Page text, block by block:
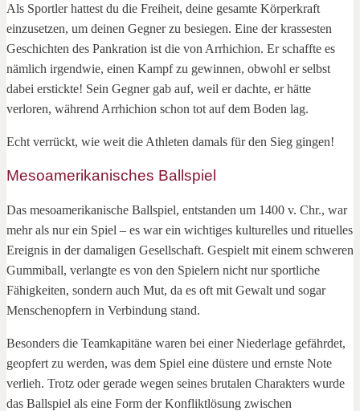
Als Sportler hattest du die Freiheit, deine gesamte Körperkraft
einzusetzen, um deinen Gegner zu besiegen. Eine der krassesten
Geschichten des Pankration ist die von Arrhichion. Er schaffte es
nämlich irgendwie, einen Kampf zu gewinnen, obwohl er selbst
dabei erstickte! Sein Gegner gab auf, weil er dachte, er hätte
verloren, während Arrhichion schon tot auf dem Boden lag.
Echt verrückt, wie weit die Athleten damals für den Sieg gingen!
Mesoamerikanisches Ballspiel
Das mesoamerikanische Ballspiel, entstanden um 1400 v. Chr., war
mehr als nur ein Spiel – es war ein wichtiges kulturelles und rituelles
Ereignis in der damaligen Gesellschaft. Gespielt mit einem schweren
Gummiball, verlangte es von den Spielern nicht nur sportliche
Fähigkeiten, sondern auch Mut, da es oft mit Gewalt und sogar
Menschenopfern in Verbindung stand.
Besonders die Teamkapitäne waren bei einer Niederlage gefährdet,
geopfert zu werden, was dem Spiel eine düstere und ernste Note
verlieh. Trotz oder gerade wegen seines brutalen Charakters wurde
das Ballspiel als eine Form der Konfliktlösung zwischen